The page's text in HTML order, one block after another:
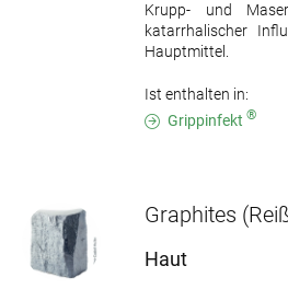
Krupp- und
katarrhalischer
Hauptmittel.
Ist enthalten in:
Grippinfekt ®
Graphites
Haut